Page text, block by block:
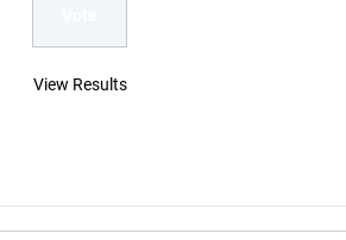
View Results